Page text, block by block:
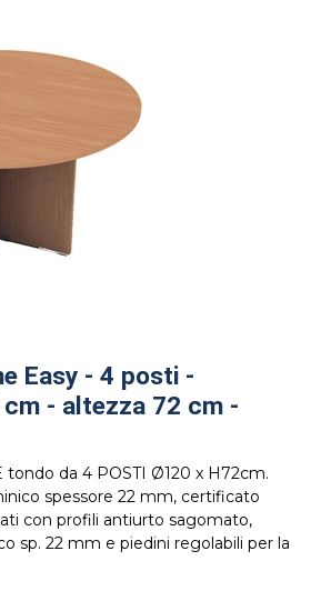
Easy - 4 posti -
- altezza 72 cm -
tondo da 4 POSTI Ø120 x H72cm.
spessore 22 mm, certificato
con profili antiurto sagomato,
sp. 22 mm e piedini regolabili per la